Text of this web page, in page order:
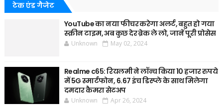
टेक एंड गैजेट
YouTube का नया फीचर करेगा अलर्ट, बहुत हो गया
स्क्रीन टाइम, अब कुछ देर ब्रेक ले लो, जानें पूरी प्रोसेस
Unknown May 02, 2024
Realme c65: रियलमी ने लॉन्च किया 10 हजार रुपये
में 5G स्मार्टफोन, 6.67 इंच डिस्प्ले के साथ मिलेगा
दमदार कैमरा सेटअप
Unknown Apr 26, 2024